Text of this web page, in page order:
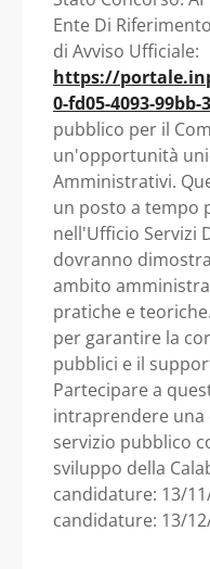
Affari
Servizi
Ente Di
di Avviso Ufficiale:
https://
0-fd05-4093-99bb-
pubblico per il
un'opportunità
Amministrativi.
un posto a tempo
nell'Ufficio Servizi
dovranno
ambito
pratiche e
per garantire la
pubblici e il
Partecipare a
intraprendere una
servizio pubblico
sviluppo della
candidature: 13/
candidature: 13/